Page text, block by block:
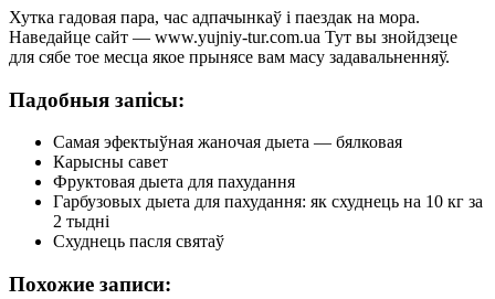
Хутка гадовая пара, час адпачынкаў і паездак на мора.
Наведайце сайт — www.yujniy-tur.com.ua Тут вы знойдзеце
для сябе тое месца якое прынясе вам масу задавальненняў.
Падобныя запісы:
Самая эфектыўная жаночая дыета — бялковая
Карысны савет
Фруктовая дыета для пахудання
Гарбузовых дыета для пахудання: як схуднець на 10 кг за
2 тыдні
Схуднець пасля святаў
Похожие записи: